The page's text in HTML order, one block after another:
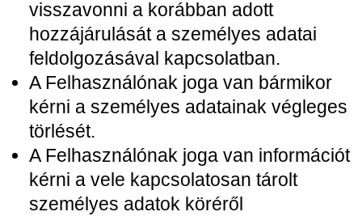
visszavonni a korábban adott
hozzájárulását a személyes adatai
feldolgozásával kapcsolatban.
A Felhasználónak joga van bármikor
kérni a személyes adatainak végleges
törlését.
A Felhasználónak joga van információt
kérni a vele kapcsolatosan tárolt
személyes adatok köréről